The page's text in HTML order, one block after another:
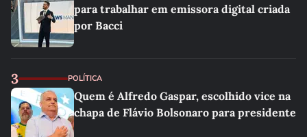
para trabalhar em emissora digital criada
por Bacci
3 POLÍTICA
Quem é Alfredo Gaspar, escolhido vice na
chapa de Flávio Bolsonaro para presidente